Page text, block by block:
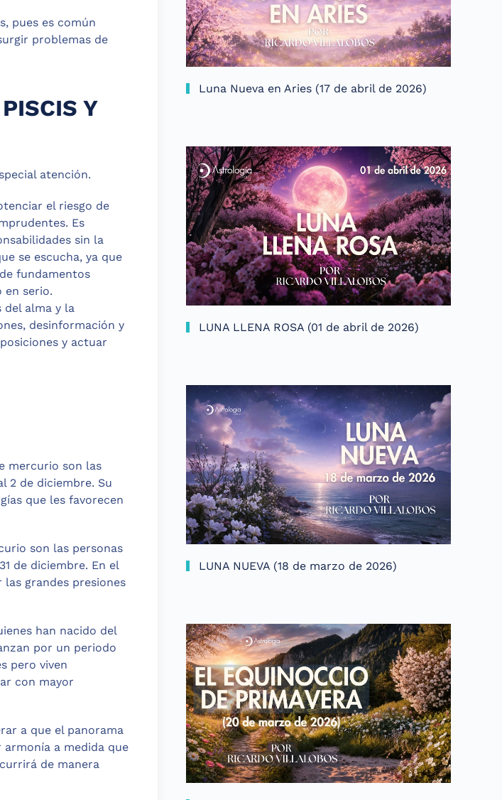
pues es común
problemas de
Y
atención.
el riesgo de
Es
sin la
se escucha, ya que
fundamentos
en serio.
del alma y la
desinformación y
y actuar
mercurio son las
2 de diciembre. Su
que les favorecen
son las personas
de diciembre. En el
grandes presiones
han nacido del
por un periodo
pero viven
con mayor
a que el panorama
a medida que
de manera
Luna Nueva en Aries (17 de abril de 2026)
LUNA LLENA ROSA (01 de abril de 2026)
LUNA NUEVA (18 de marzo de 2026)